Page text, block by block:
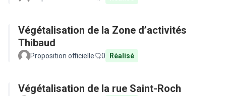
Végétalisation de la Zone d’activités
Thibaud
Proposition officielle 0 Réalisé
Végétalisation de la rue Saint-Roch